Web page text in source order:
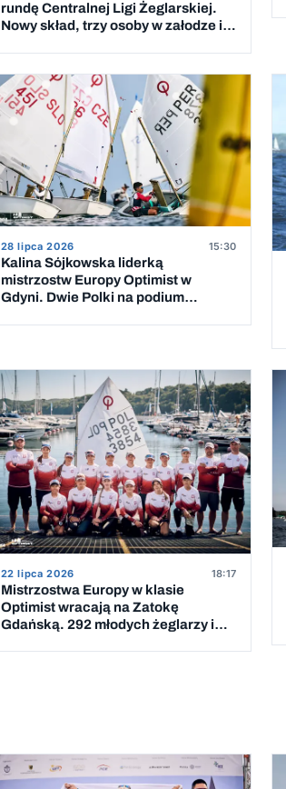
rundę Centralnej Ligi Żeglarskiej.
Nowy skład, trzy osoby w załodze i 5
28 lipca 2026 15:30
Kalina Sójkowska liderką
mistrzostw Europy Optimist w
Gdyni. Dwie Polki na podium
22 lipca 2026 18:17
Mistrzostwa Europy w klasie
Optimist wracają na Zatokę
Gdańską. 292 młodych żeglarzy i